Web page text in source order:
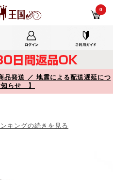
0
発送 ／ 地震による配送遅延につ
知らせ 】
キングの続きを見る